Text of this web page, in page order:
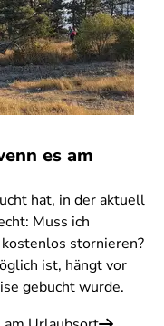
es am
hat, in der aktuell
Muss ich
stornieren?
ist, hängt vor
gebucht wurde.